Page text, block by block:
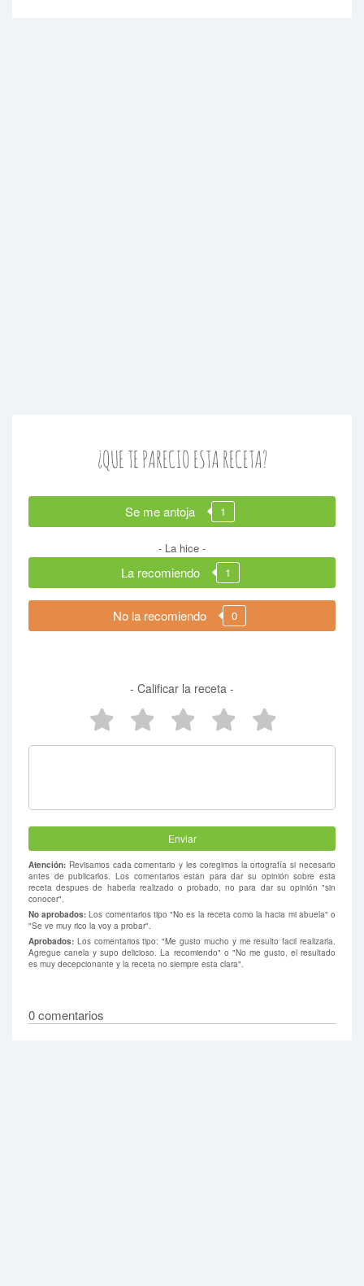
¿QUE TE PARECIO ESTA RECETA?
Se me antoja 1
- La hice -
La recomiendo 1
No la recomiendo 0
- Calificar la receta -
2 estrellas
3 estrellas
4 estrellas
5 estrellas
Atención: Revisamos cada comentario y les coregimos la ortografía si necesario
antes de publicarlos. Los comentarios estan para dar su opinión sobre esta
receta despues de haberla realizado o probado, no para dar su opinión "sin
conocer".
No aprobados:Los comentarios tipo "No es la receta como la hacia mi abuela" o
"Se ve muy rico la voy a probar".
Aprobados: Los comentarios tipo: "Me gusto mucho y me resulto facil realizarla.
Agregue canela y supo delicioso. La recomiendo" o "No me gusto, el resultado
es muy decepcionante y la receta no siempre esta clara".
0 comentarios